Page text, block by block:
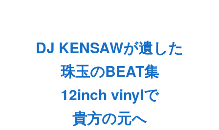
DJ KENSAWが遺した
珠玉のBEAT集
12inch vinylで
貴方の元へ